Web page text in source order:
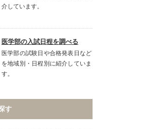
介しています。
医学部の入試日程を調べる
医学部の試験日や合格発表日など
を地域別・日程別に紹介していま
す。
す